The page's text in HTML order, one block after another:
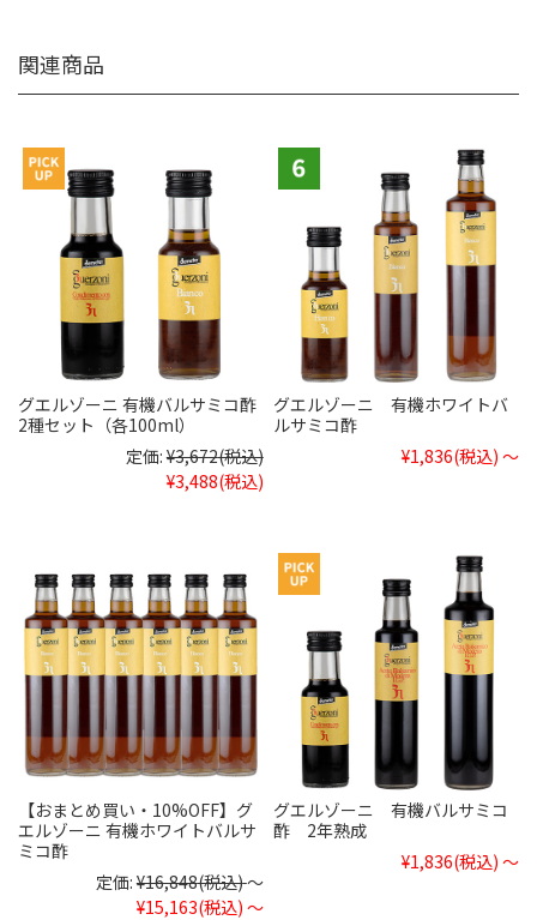
関連商品
グエルゾーニ 有機バルサミコ酢
2種セット（各100ml）
定価:¥3,672(税込)
¥3,488(税込)
グエルゾーニ 有機ホワイトバ
ルサミコ酢
¥1,836(税込) ～
【おまとめ買い・10%OFF】グ
エルゾーニ 有機ホワイトバルサ
ミコ酢
定価:¥16,848(税込)～
¥15,163(税込) ～
グエルゾーニ 有機バルサミコ
酢 2年熟成
¥1,836(税込) ～